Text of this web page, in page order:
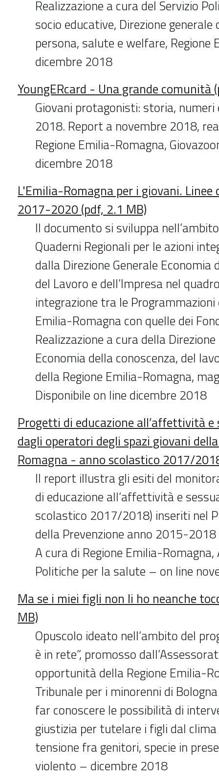
Realizzazione a cura del Servizio
socio educative, Direzione generale
persona, salute e welfare,
dicembre 2018
YoungERcard - Una grande comunità
Giovani protagonisti: storia,
2018. Report a novembre 2018,
Regione Emilia-Romagna,
dicembre 2018
L'Emilia-Romagna per i giovani.
2017-2020 (pdf, 2.1 MB)
Il documento si sviluppa
Quaderni Regionali per le azioni
dalla Direzione Generale Economia
del Lavoro e dell’Impresa nel
integrazione tra le Programmazioni
Emilia-Romagna con quelle dei
Realizzazione a cura della
Economia della conoscenza, del
della Regione Emilia-Romagna,
Disponibile on line dicembre 2018
Progetti di educazione all’affettività
dagli operatori degli spazi giovani
Romagna - anno scolastico 2017/
Il report illustra gli esiti del
di educazione all’affettività e
scolastico 2017/2018) inseriti nel
della Prevenzione anno 2015-
A cura di Regione Emilia-
Politiche per la salute – on line
Ma se i miei figli non li ho neanche
MB)
Opuscolo ideato nell’ambito del
è in rete”, promosso
opportunità della Regione Emilia-
Tribunale per i minorenni di
far conoscere le possibilità di
giustizia per tutelare i figli dal
tensione fra genitori, specie in
violento – dicembre 2018